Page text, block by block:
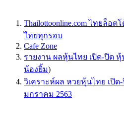
Thailottoonline.com ไทยล็อ
ไืทยทุกรอบ
Cafe Zone
รายงาน ผลหุ้นไทย เปิด-ปิด หุ้
น้องยิ้ม)
วิเคราะห์ผล หวยหุ้นไทย เปิด
มกราคม 2563